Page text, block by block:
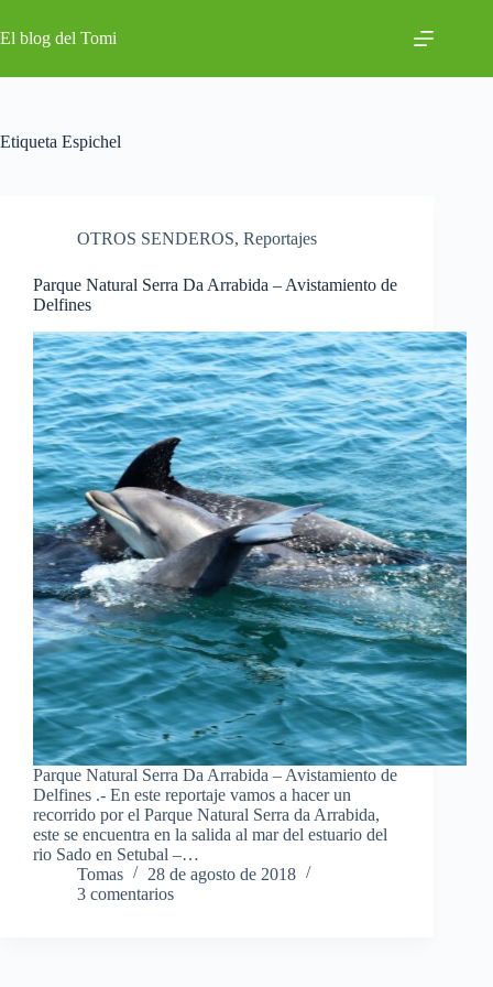
al
contenido
El blog del Tomi
Etiqueta Espichel
OTROS SENDEROS, Reportajes
Parque Natural Serra Da Arrabida – Avistamiento de
Delfines
Parque Natural Serra Da Arrabida – Avistamiento de
Delfines .- En este reportaje vamos a hacer un
recorrido por el Parque Natural Serra da Arrabida,
este se encuentra en la salida al mar del estuario del
rio Sado en Setubal –…
Tomas
28 de agosto de 2018
3 comentarios